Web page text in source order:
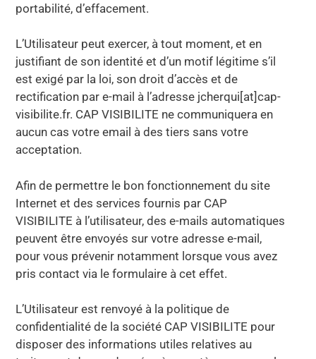
portabilité, d’effacement.
L’Utilisateur peut exercer, à tout moment, et en
justifiant de son identité et d’un motif légitime s’il
est exigé par la loi, son droit d’accès et de
rectification par e-mail à l’adresse jcherqui[at]cap-
visibilite.fr. CAP VISIBILITE ne communiquera en
aucun cas votre email à des tiers sans votre
acceptation.
Afin de permettre le bon fonctionnement du site
Internet et des services fournis par CAP
VISIBILITE à l’utilisateur, des e-mails automatiques
peuvent être envoyés sur votre adresse e-mail,
pour vous prévenir notamment lorsque vous avez
pris contact via le formulaire à cet effet.
L’Utilisateur est renvoyé à la politique de
confidentialité de la société CAP VISIBILITE pour
disposer des informations utiles relatives au